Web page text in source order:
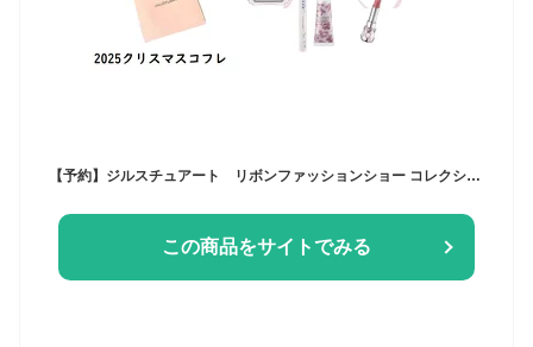
【予約】ジルスチュアート リボンファッションショー コレクション 2025クリスマスコフレ 10月31日より順次発送 【ショッパー付き】 ギフト プレゼント 彼女 家族 クリスマス
この商品をサイトでみる